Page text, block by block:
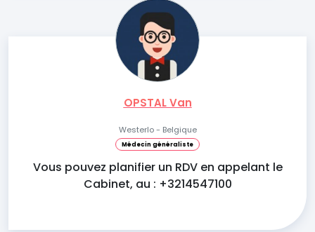
OPSTAL Van
Westerlo - Belgique
Médecin généraliste
Vous pouvez planifier un RDV en appelant le
Cabinet, au : +3214547100